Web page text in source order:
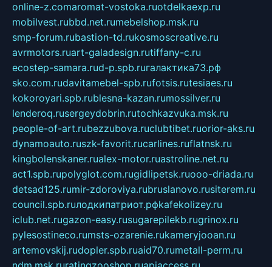
online-z.comaromat-vostoka.ruotdelkaexp.ru
mobilvest.rubbd.net.rumebelshop.msk.ru
smp-forum.rubastion-td.rukosmoscreative.ru
avrmotors.ruart-galadesign.rutiffany-c.ru
ecostep-samara.rud-p.spb.ruгалактика73.рф
sko.com.rudavitamebel-spb.rufotsis.rutesiaes.ru
kokoroyari.spb.rublesna-kazan.rumossilver.ru
lenderoq.rusergeydobrin.rutochkazvuka.msk.ru
people-of-art.rubezzubova.ruclubtibet.ruorior-aks.ru
dynamoauto.ruszk-favorit.rucarlines.ruflatnsk.ru
kingbolenskaner.rualex-motor.ruastroline.net.ru
act1.spb.rupolyglot.com.rugidlipetsk.ruooo-driada.ru
detsad125.rumir-zdoroviya.rubruslanovo.rusiterem.ru
council.spb.ruлодкипатриот.рфkafekolizey.ru
iclub.net.rugazon-easy.rusugarepilekb.rugrinox.ru
pylesostineco.rumsts-ozarenie.rukameryjooan.ru
artemovskij.rudopler.spb.ruaid70.rumetall-perm.ru